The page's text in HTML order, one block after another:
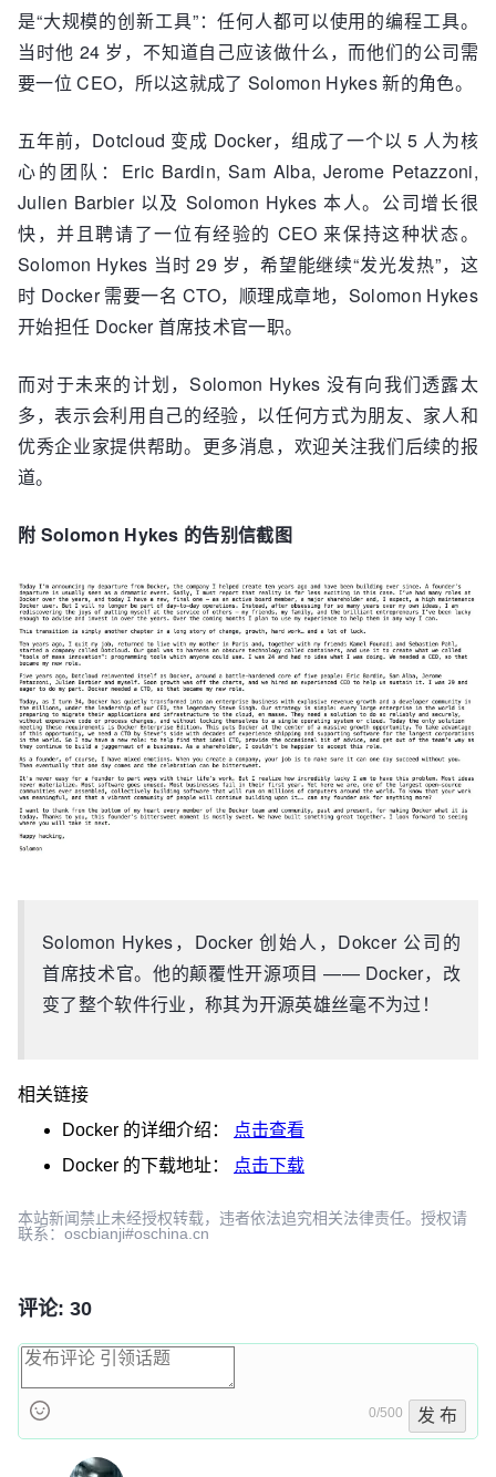
是“大规模的创新工具”：任何人都可以使用的编程工具。
当时他 24 岁，不知道自己应该做什么，而他们的公司需
要一位 CEO，所以这就成了 Solomon Hykes 新的角色。
五年前，Dotcloud 变成 Docker，组成了一个以 5 人为核
心的团队：Eric Bardin, Sam Alba, Jerome Petazzoni,
Julien Barbier 以及 Solomon Hykes 本人。公司增长很
快，并且聘请了一位有经验的 CEO 来保持这种状态。
Solomon Hykes 当时 29 岁，希望能继续“发光发热”，这
时 Docker 需要一名 CTO，顺理成章地，Solomon Hykes
开始担任 Docker 首席技术官一职。
而对于未来的计划，Solomon Hykes 没有向我们透露太
多，表示会利用自己的经验，以任何方式为朋友、家人和
优秀企业家提供帮助。更多消息，欢迎关注我们后续的报
道。
附 Solomon Hykes 的告别信截图
Solomon Hykes，Docker 创始人，Dokcer 公司的
首席技术官。他的颠覆性开源项目 —— Docker，改
变了整个软件行业，称其为开源英雄丝毫不为过！
相关链接
Docker 的详细介绍：
点击查看
Docker 的下载地址： 点击下载
本站新闻禁止未经授权转载，违者依法追究相关法律责任。授权请
联系：oscbianji#oschina.cn
评论: 30
0/500 发 布